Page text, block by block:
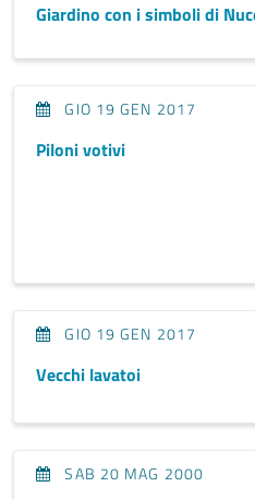
Giardino con i simboli di
GIO 19 GEN 2017
Piloni votivi
GIO 19 GEN 2017
Vecchi lavatoi
SAB 20 MAG 2000